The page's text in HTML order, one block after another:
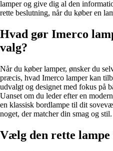
lamper og give dig al den
rette beslutning, når du køber en
Hvad gør Imerco
valg?
Når du køber lamper, ønsker du
præcis, hvad Imerco lamper kan
udvalgt og designet med fokus på
Uanset om du leder efter en
en klassisk bordlampe til dit
noget, der matcher din smag og stil.
Vælg den rette